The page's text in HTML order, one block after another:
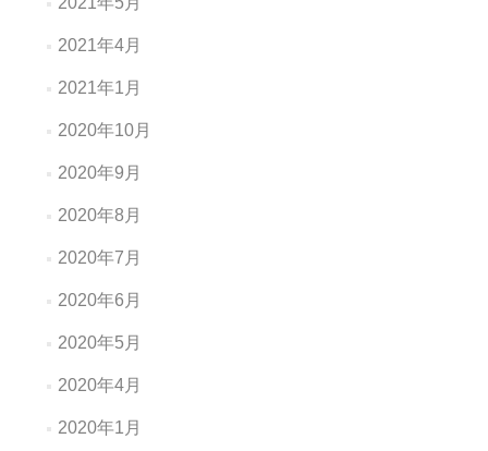
2021年4月
2021年1月
2020年10月
2020年9月
2020年8月
2020年7月
2020年6月
2020年5月
2020年4月
2020年1月